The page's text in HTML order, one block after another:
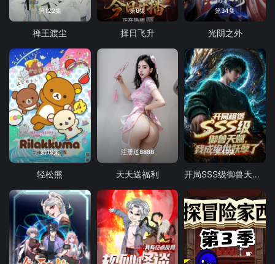
第122集
禅王渡尘
第6集
择日飞升
第34集
光阴之外
第19集
轻松熊
注册送8888
天天送福利
第49集
开局SSS级御兽天赋，我成绝世妖孽动态漫画